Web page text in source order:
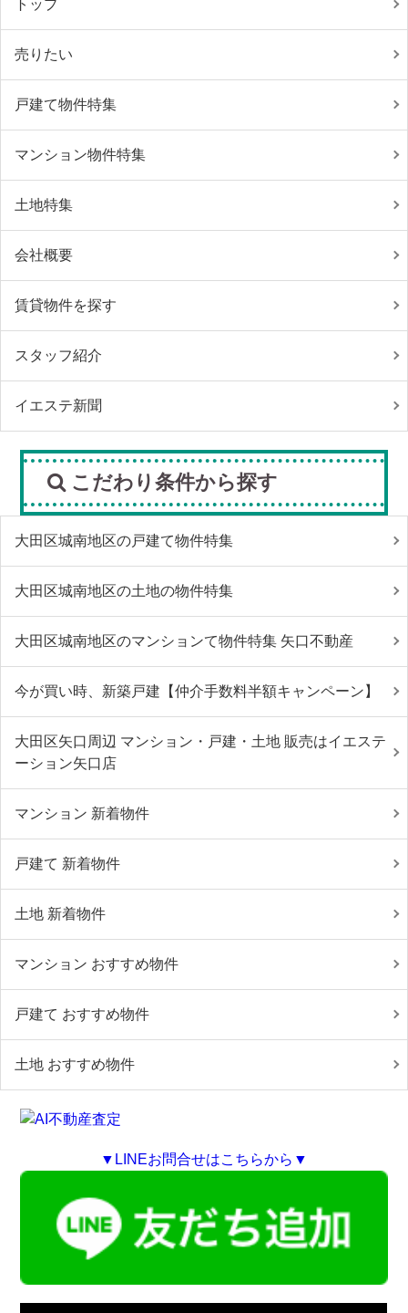
トップ
売りたい
戸建て物件特集
マンション物件特集
土地特集
会社概要
賃貸物件を探す
スタッフ紹介
イエステ新聞
こだわり条件から探す
大田区城南地区の戸建て物件特集
大田区城南地区の土地の物件特集
大田区城南地区のマンションて物件特集 矢口不動産
今が買い時、新築戸建【仲介手数料半額キャンペーン】
大田区矢口周辺 マンション・戸建・土地 販売はイエステ
ーション矢口店
マンション 新着物件
戸建て 新着物件
土地 新着物件
マンション おすすめ物件
戸建て おすすめ物件
土地 おすすめ物件
▼LINEお問合せはこちらから▼